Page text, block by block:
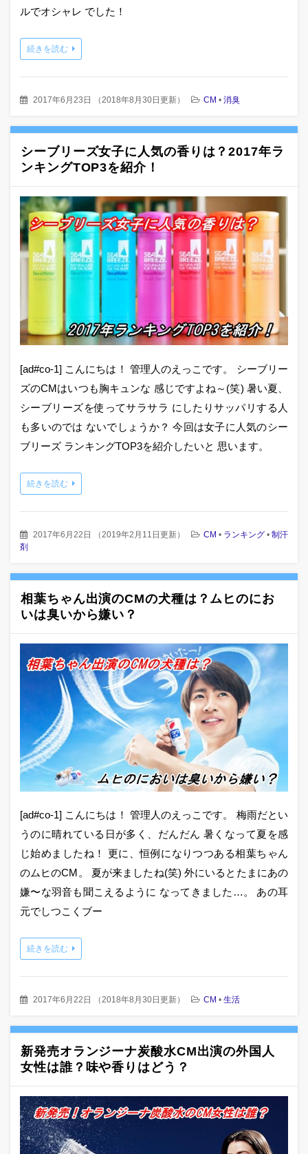
ルでオシャレ でした！
続きを読む
2017年6月23日 （ 2018年8月30日更新） CM • 消臭
シーブリーズ女子に人気の香りは？2017年ラ
ンキングTOP3を紹介！
[ad#co-1] こんにちは！ 管理人のえっこです。 シーブリー
ズのCMはいつも胸キュンな 感じですよね～(笑) 暑い夏、
シーブリーズを使ってサラサラ にしたりサッパリする人
も多いのでは ないでしょうか？ 今回は女子に人気のシー
ブリーズ ランキングTOP3を紹介したいと 思います。
続きを読む
2017年6月22日 （ 2019年2月11日更新） CM • ランキング • 制汗
剤
相葉ちゃん出演のCMの犬種は？ムヒのにお
いは臭いから嫌い？
[ad#co-1] こんにちは！ 管理人のえっこです。 梅雨だとい
うのに晴れている日が多く、だんだん 暑くなって夏を感
じ始めましたね！ 更に、恒例になりつつある相葉ちゃん
のムヒのCM。 夏が来ましたね(笑) 外にいるとたまにあの
嫌〜な羽音も聞こえるように なってきました…。 あの耳
元でしつこくブー
続きを読む
2017年6月22日 （2018年8月30日更新） CM • 生活
新発売オランジーナ炭酸水CM出演の外国人
女性は誰？味や香りはどう？